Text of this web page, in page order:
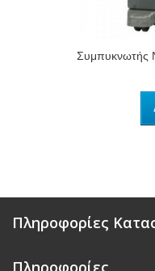
Συμπυκνωτής
Πληροφορίες
Πληροφορίες